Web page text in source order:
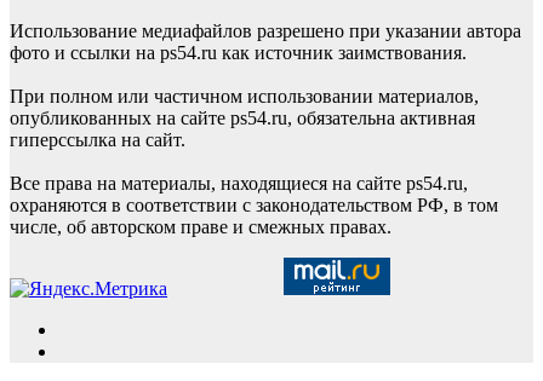
Использование медиафайлов разрешено при указании автора
фото и ссылки на ps54.ru как источник заимствования.
При полном или частичном использовании материалов,
опубликованных на сайте ps54.ru, обязательна активная
гиперссылка на сайт.
Все права на материалы, находящиеся на сайте ps54.ru,
охраняются в соответствии с законодательством РФ, в том
числе, об авторском праве и смежных правах.